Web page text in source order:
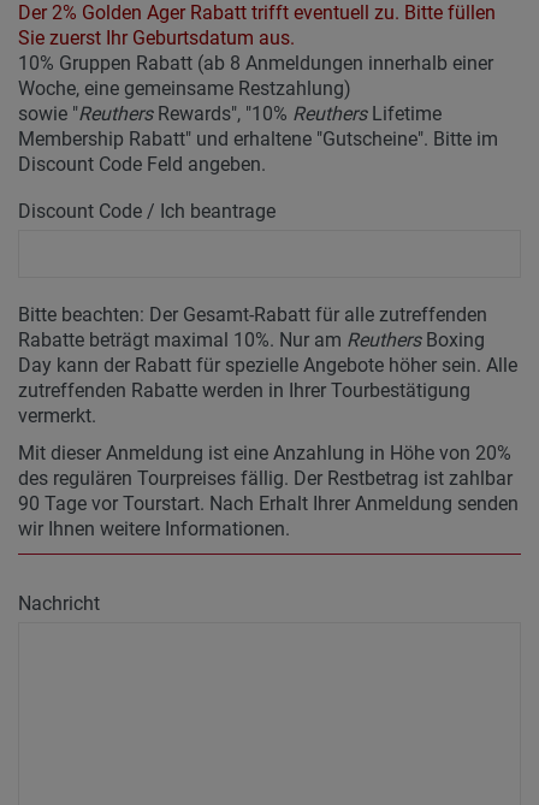
Der 2% Golden Ager Rabatt trifft eventuell zu. Bitte füllen
Sie zuerst Ihr Geburtsdatum aus.
10% Gruppen Rabatt (ab 8 Anmeldungen innerhalb einer
Woche, eine gemeinsame Restzahlung)
sowie "ReuthersRewards", "10% ReuthersLifetime
Membership Rabatt" und erhaltene "Gutscheine". Bitte im
Discount Code Feld angeben.
Discount Code / Ich beantrage
Bitte beachten: Der Gesamt-Rabatt für alle zutreffenden
Rabatte beträgt maximal 10%. Nur am ReuthersBoxing
Day kann der Rabatt für spezielle Angebote höher sein. Alle
zutreffenden Rabatte werden in Ihrer Tourbestätigung
vermerkt.
Mit dieser Anmeldung ist eine Anzahlung in Höhe von 20%
des regulären Tourpreises fällig. Der Restbetrag ist zahlbar
90 Tage vor Tourstart. Nach Erhalt Ihrer Anmeldung senden
wir Ihnen weitere Informationen.
Nachricht